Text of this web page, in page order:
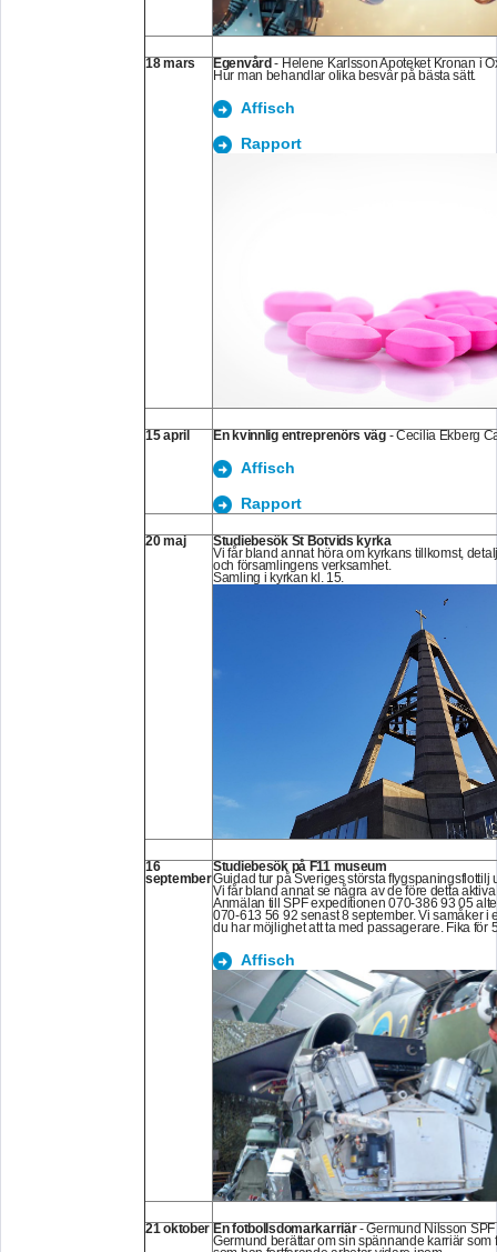
18 mars Egenvård - Helene Karlsson Apoteket Kronan i
Hur man behandlar olika besvär på bästa sätt.
Affisch
Rapport
15 april En kvinnlig entreprenörs väg- Cecilia Ekberg
Affisch
Rapport
20 maj
Studiebesök St Botvids kyrka
Vi får bland annat höra om kyrkans tillkomst,
och församlingens verksamhet.
Samling i kyrkan kl. 15.
16
september
Studiebesök på F11 museum
Guidad tur på Sveriges största flygspaningsflottilj
Vi får bland annat se några av de före detta
Anmälan till SPF expeditionen 070-386 93 05
070-613 56 92 senast 8 september. Vi samåker i
du har möjlighet att ta med passagerare. Fika för
Affisch
21 oktober En fotbollsdomarkarriär- Germund Nilsson SPF
Germund berättar om sin spännande karriär som